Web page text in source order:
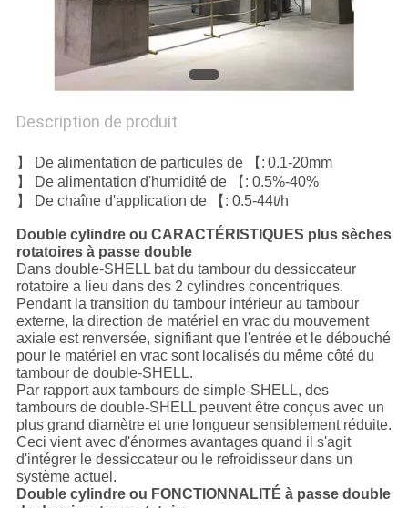
CONFIDENTIALITÉ
Description de produit
】 De alimentation de particules de 【: 0.1-20mm
】 De alimentation d'humidité de 【: 0.5%-40%
】 De chaîne d'application de 【: 0.5-44t/h
Double cylindre ou CARACTÉRISTIQUES plus sèches
rotatoires à passe double
Dans double-SHELL bat du tambour du dessiccateur
rotatoire a lieu dans des 2 cylindres concentriques.
Pendant la transition du tambour intérieur au tambour
externe, la direction de matériel en vrac du mouvement
axiale est renversée, signifiant que l'entrée et le débouché
pour le matériel en vrac sont localisés du même côté du
tambour de double-SHELL.
Par rapport aux tambours de simple-SHELL, des
tambours de double-SHELL peuvent être conçus avec un
plus grand diamètre et une longueur sensiblement réduite.
Ceci vient avec d'énormes avantages quand il s'agit
d'intégrer le dessiccateur ou le refroidisseur dans un
système actuel.
Double cylindre ou FONCTIONNALITÉ à passe double